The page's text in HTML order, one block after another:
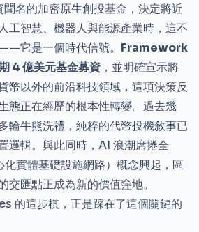
聞名的加密原生創投基金，決定將近
工智慧、機器人與能源產業時，這不
它是一個時代信號。 Framework
4 億美元基金募資 ，並明確宣示將
幣以外的前沿科技領域，這項決策反
態正在經歷的根本性轉變。過去幾
輪牛熊洗禮，純粹的代幣投機敘事已
邏輯。與此同時，AI 浪潮席捲全
化實體基礎設施網路）概念興起，區
交匯點正成為新的價值窪地。
的這步棋，正是踩在了這個關鍵的